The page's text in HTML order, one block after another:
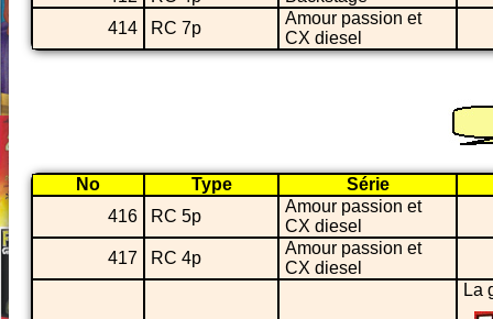
414
RC 7p
Amour passion et
CX diesel
No Type
Série
416
RC 5p
Amour passion et
CX diesel
417
RC 4p
Amour passion et
CX diesel
La